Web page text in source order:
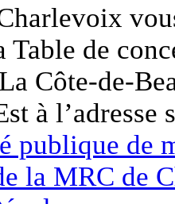
Table de
Côte-de-
à l’adresse
publique de
la MRC de